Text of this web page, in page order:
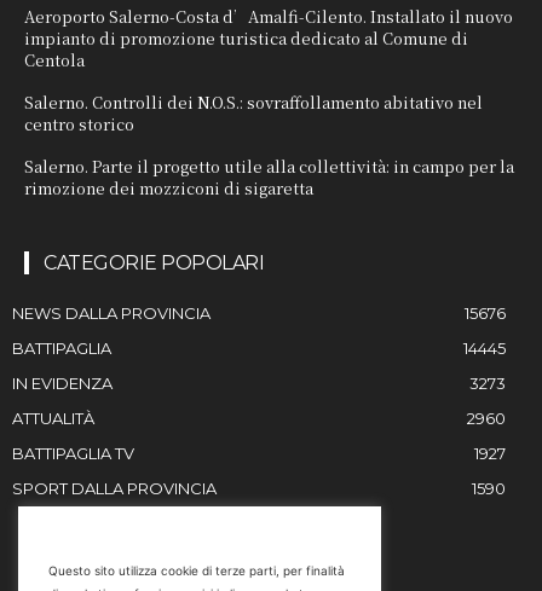
Aeroporto Salerno-Costa d’Amalfi-Cilento. Installato il nuovo
impianto di promozione turistica dedicato al Comune di
Centola
Salerno. Controlli dei N.O.S.: sovraffollamento abitativo nel
centro storico
Salerno. Parte il progetto utile alla collettività: in campo per la
rimozione dei mozziconi di sigaretta
CATEGORIE POPOLARI
NEWS DALLA PROVINCIA
15676
BATTIPAGLIA
14445
IN EVIDENZA
3273
ATTUALITÀ
2960
BATTIPAGLIA TV
1927
SPORT DALLA PROVINCIA
1590
Questo sito utilizza cookie di terze parti, per finalità